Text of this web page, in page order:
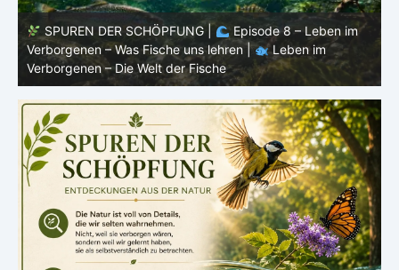
SPUREN DER SCHÖPFUNG |
Episode 8 – Leben im
Verborgenen – Was Fische uns lehren |
Leben im
Verborgenen – Die Welt der Fische